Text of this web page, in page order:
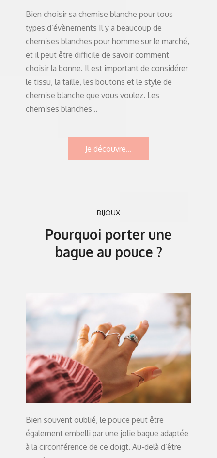
Bien choisir sa chemise blanche pour tous
types d’évènements Il y a beaucoup de
chemises blanches pour homme sur le marché,
et il peut être difficile de savoir comment
choisir la bonne. Il est important de considérer
le tissu, la taille, les boutons et le style de
chemise blanche que vous voulez. Les
chemises blanches…
Je découvre...
BIJOUX
Pourquoi porter une
bague au pouce ?
Bien souvent oublié, le pouce peut être
également embelli par une jolie bague adaptée
à la circonférence de ce doigt. Au-delà d’être